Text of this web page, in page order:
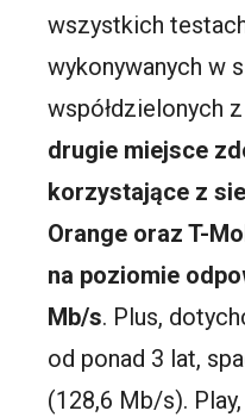
wszystkich
wykonywanych w
współdzielonych z
drugie miejsce
korzystające z
Orange oraz T-
na poziomie
Mb/s. Plus,
od ponad 3 lat,
(128,6 Mb/s).